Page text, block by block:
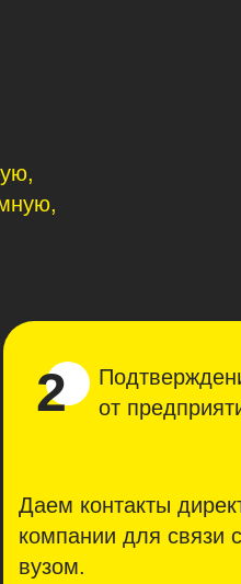
2
Даем контакты
компании для связи с
вузом.
от